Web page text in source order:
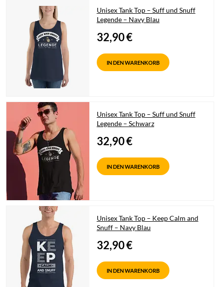
Unisex Tank Top – Suff und Snuff
Legende – Navy Blau
32,90€
IN DEN WARENKORB
Unisex Tank Top – Suff und Snuff
Legende – Schwarz
32,90€
IN DEN WARENKORB
Unisex Tank Top – Keep Calm and
Snuff – Navy Blau
32,90€
IN DEN WARENKORB